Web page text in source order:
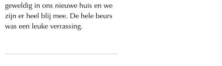
geweldig in ons nieuwe huis en we
zijn er heel blij mee. De hele beurs
was een leuke verrassing.